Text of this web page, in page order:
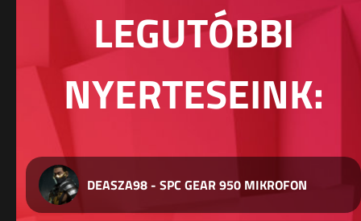
LEGUTÓBBI
NYERTESEINK:
DEASZA98 - SPC GEAR 950 MIKROFON